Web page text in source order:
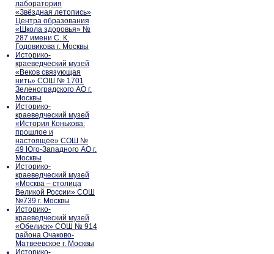
лаборатория
«Звёздная летопись»
Центра образования
«Школа здоровья» №
287 имени С. К.
Годовикова г. Москвы
Историко-
краеведческий музей
«Веков связующая
нить» СОШ № 1701
Зеленоградского АО г.
Москвы
Историко-
краеведческий музей
«История Конькова:
прошлое и
настоящее» СОШ №
49 Юго-Западного АО г.
Москвы
Историко-
краеведческий музей
«Москва – столица
Великой России» СОШ
№739 г. Москвы
Историко-
краеведческий музей
«Обелиск» СОШ № 914
района Очаково-
Матвеевское г. Москвы
Историко-